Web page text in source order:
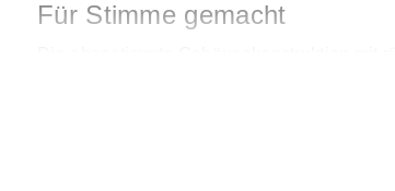
Für Stimme gemacht